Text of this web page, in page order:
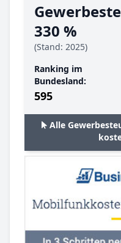
330 %
(Stand: 2025)
Ranking im
Bundesland:
595
Alle